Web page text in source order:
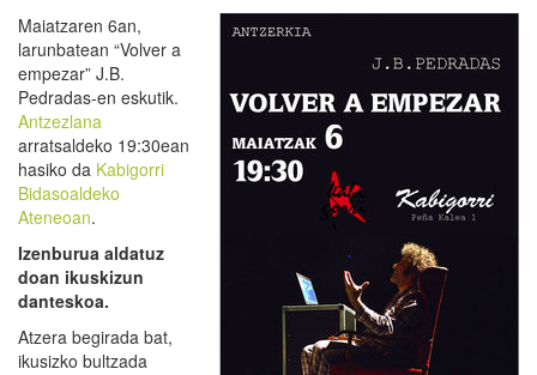
Maiatzaren 6an,
larunbatean “Volver a
empezar” J.B.
Pedradas-en eskutik.
Antzezlana
arratsaldeko 19:30ean
hasiko da Kabigorri
Bidasoaldeko
Ateneoan.
Izenburua aldatuz
doan ikuskizun
danteskoa.
Atzera begirada bat,
ikusizko bultzada